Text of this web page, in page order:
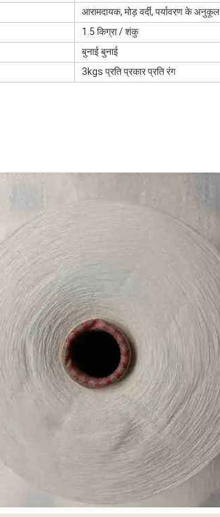
आरामदायक, मोड़ वर्दी, पर्यावरण के अनुकूल
1.5 किग्रा / शंकु
बुनाई बुनाई
3kgs प्रति प्रकार प्रति रंग